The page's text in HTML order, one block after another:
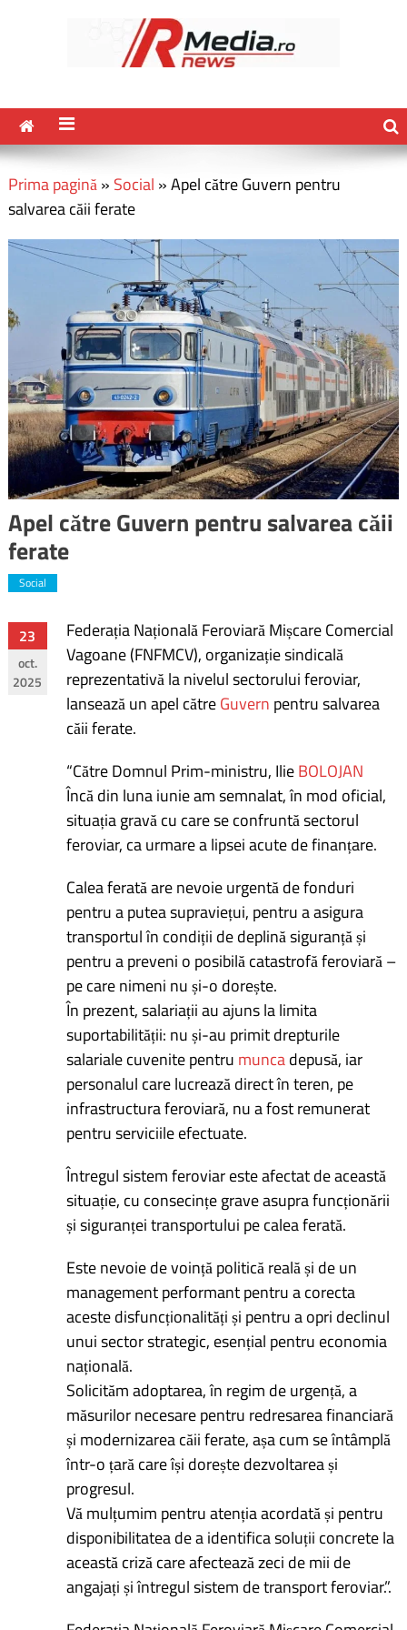
Prima pagină» Social »Apel către Guvern pentru
salvarea căii ferate
Apel către Guvern pentru salvarea căii
ferate
Social
23
oct.
2025
Federația Națională Feroviară Mișcare Comercial
Vagoane (FNFMCV), organizație sindicală
reprezentativă la nivelul sectorului feroviar,
lansează un apel cătreGuvern pentru salvarea
căii ferate.
“Către Domnul Prim-ministru, IlieBOLOJAN
Încă din luna iunie am semnalat, în mod oficial,
situația gravă cu care se confruntă sectorul
feroviar, ca urmare a lipsei acute de finanțare.
Calea ferată are nevoie urgentă de fonduri
pentru a putea supraviețui, pentru a asigura
transportul în condiții de deplină siguranță și
pentru a preveni o posibilă catastrofă feroviară –
pe care nimeni nu și-o dorește.
În prezent, salariații au ajuns la limita
suportabilității: nu și-au primit drepturile
salariale cuvenite pentru muncadepusă, iar
personalul care lucrează direct în teren, pe
infrastructura feroviară, nu a fost remunerat
pentru serviciile efectuate.
Întregul sistem feroviar este afectat de această
situație, cu consecințe grave asupra funcționării
și siguranței transportului pe calea ferată.
Este nevoie de voință politică reală și de un
management performant pentru a corecta
aceste disfuncționalități și pentru a opri declinul
unui sector strategic, esențial pentru economia
națională.
Solicităm adoptarea, în regim de urgență, a
măsurilor necesare pentru redresarea financiară
și modernizarea căii ferate, așa cum se întâmplă
într-o țară care își dorește dezvoltarea și
progresul.
Vă mulțumim pentru atenția acordată și pentru
disponibilitatea de a identifica soluții concrete la
această criză care afectează zeci de mii de
angajați și întregul sistem de transport feroviar.”.
Navigare
în
articole